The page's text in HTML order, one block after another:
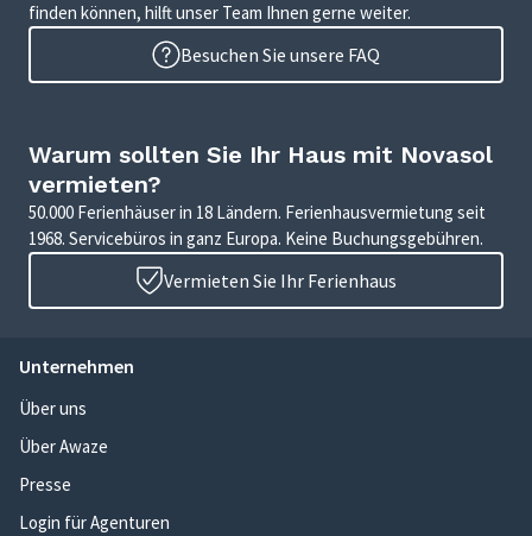
finden können, hilft unser Team Ihnen gerne weiter.
Besuchen Sie unsere FAQ
Warum sollten Sie Ihr Haus mit Novasol
vermieten?
50.000 Ferienhäuser in 18 Ländern. Ferienhausvermietung seit
1968. Servicebüros in ganz Europa. Keine Buchungsgebühren.
Vermieten Sie Ihr Ferienhaus
Unternehmen
Über uns
Über Awaze
Presse
Login für Agenturen